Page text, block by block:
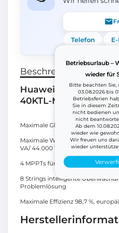
Betriebsurlaub –
wieder für
Bitte beachten Sie,
03.08.2026 bis
Betriebsferien
Sie in diesem
nicht bedienen
nicht
Ab dem
wieder wie
Wir freuen uns
wieder
Telefon
Beschreibung
Huawei
40KTL-M3
Maximale Gleichstrom-Spannung:
Maximale Wechselstrom-
VA/ 44.000 VA
4 MPPTs für versatile
8 Strings intelligente
Problemlösung
Maximale Effizienz 98,7 %,